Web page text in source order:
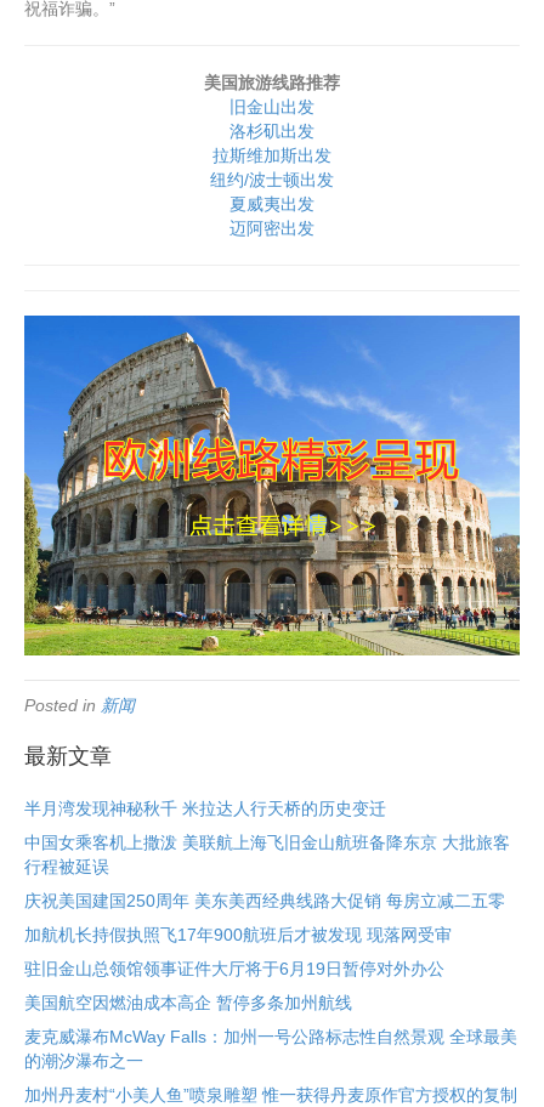
祝福诈骗。”
美国旅游线路推荐
旧金山出发
洛杉矶出发
拉斯维加斯出发
纽约/波士顿出发
夏威夷出发
迈阿密出发
Posted in 新闻
最新文章
半月湾发现神秘秋千 米拉达人行天桥的历史变迁
中国女乘客机上撒泼 美联航上海飞旧金山航班备降东京 大批旅客
行程被延误
庆祝美国建国250周年 美东美西经典线路大促销 每房立减二五零
加航机长持假执照飞17年900航班后才被发现 现落网受审
驻旧金山总领馆领事证件大厅将于6月19日暂停对外办公
美国航空因燃油成本高企 暂停多条加州航线
麦克威瀑布McWay Falls：加州一号公路标志性自然景观 全球最美
的潮汐瀑布之一
加州丹麦村“小美人鱼”喷泉雕塑 惟一获得丹麦原作官方授权的复制